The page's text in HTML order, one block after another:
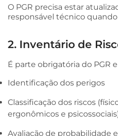
O PGR precisa estar
responsável técnico
2. Inventário de
É parte obrigatória do PGR
Identificação dos perigos
Classificação dos riscos
ergonômicos e
Avaliação de probabilidade